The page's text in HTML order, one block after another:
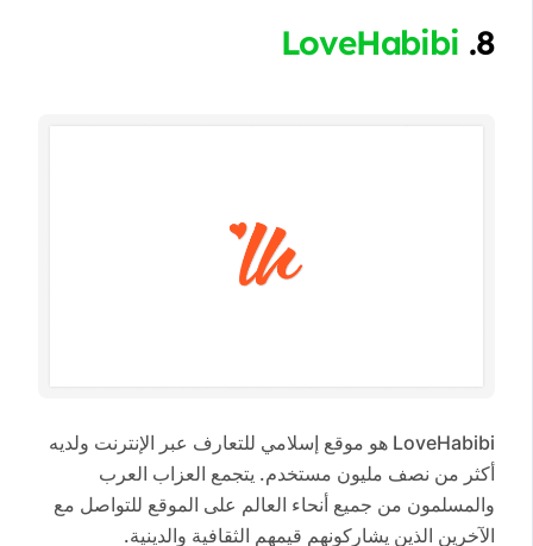
8.
LoveHabibi
LoveHabibi هو موقع إسلامي للتعارف عبر الإنترنت ولديه
أكثر من نصف مليون مستخدم. يتجمع العزاب العرب
والمسلمون من جميع أنحاء العالم على الموقع للتواصل مع
الآخرين الذين يشاركونهم قيمهم الثقافية والدينية.